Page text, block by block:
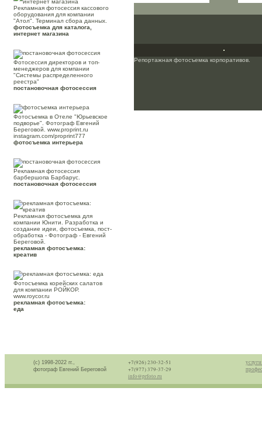
Рекламная фотосессия кассового
оборудования для компании
"Атол". Терминал сбора данных.
фотосъемка для каталога,
интернет магазина
Фотосессия директоров и топ-
менеджеров для компании
"Системы распределенного
реестра"
постановочная фотосессия
Фотосъемка в Отеле "Юрьевское
подворье". Фотограф Евгений
Береговой. www.proprint.ru
instagram.com/proprint777
фотосъемка интерьера
Рекламная фотосессия
барбершопа Барбарус.
постановочная фотосессия
Рекламная фотосъемка для
компании Юнити. Разработка и
создание идеи, фотосъемка, пост-
обработка - Фотограф - Евгений
Береговой.
рекламная фотосъемка:
креатив
Фотосъемка корейских салатов
для компании РОЙКОР.
www.roycor.ru
рекламная фотосъемка:
еда
Репортажная фотосъемка корпоративов.
(с) 1998-2022 гг.,
фотограф Евгений Береговой
+7(926) 230-32-51
+7(977) 379-37-29
info@prfoto.ru